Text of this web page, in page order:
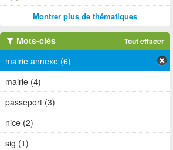
Montrer plus de thématiques
Mots-clés Tout effacer
mairie annexe (6)
mairie (4)
passeport (3)
nice (2)
sig (1)